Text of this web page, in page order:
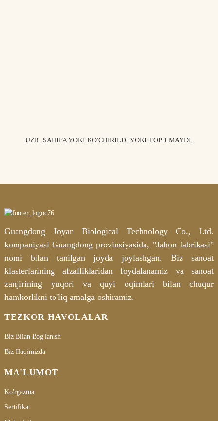
UZR. SAHIFA YOKI KO'CHIRILDI YOKI TOPILMAYDI.
Guangdong Joyan Biological Technology Co., Ltd.
kompaniyasi Guangdong provinsiyasida, "Jahon fabrikasi"
nomi bilan tanilgan joyda joylashgan. Biz sanoat
klasterlarining afzalliklaridan foydalanamiz va sanoat
zanjirining yuqori va quyi oqimlari bilan chuqur
hamkorlikni to'liq amalga oshiramiz.
TEZKOR HAVOLALAR
Biz Bilan Bog'lanish
Biz Haqimizda
MA'LUMOT
Ko'rgazma
Sertifikat